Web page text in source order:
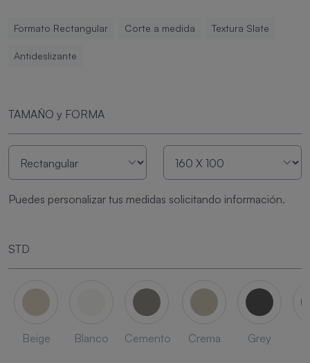
Formato Rectangular Corte a medida Textura Slate
Antideslizante
TAMAÑO y FORMA
Puedes personalizar tus medidas solicitando información.
STD
Beige Blanco Cemento Crema Grey